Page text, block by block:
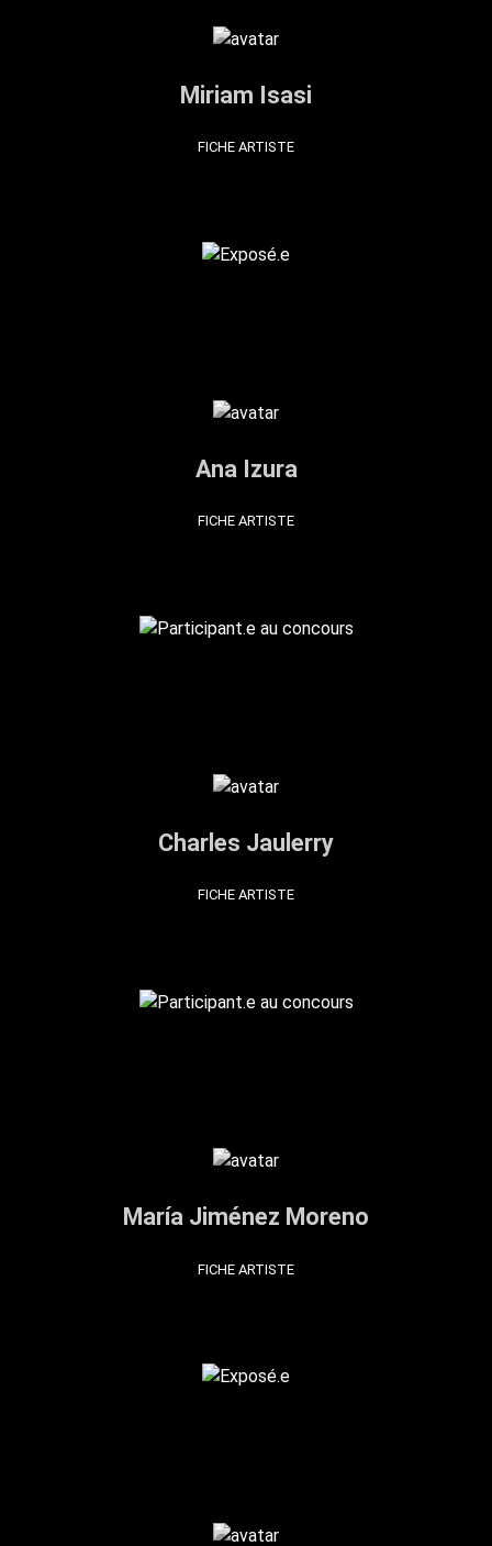
Miriam Isasi
FICHE ARTISTE
Ana Izura
FICHE ARTISTE
Charles Jaulerry
FICHE ARTISTE
María Jiménez Moreno
FICHE ARTISTE